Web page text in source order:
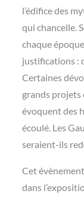
l’édifice des
qui chancelle.
chaque
justifications :
Certaines
grands projets
évoquent des
écoulé. Les
seraient-ils
Cet
dans